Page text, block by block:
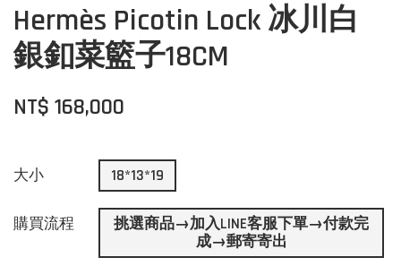
Hermès Picotin Lock 冰川白
銀釦菜籃子18CM
NT$ 168,000
大小 18*13*19
購買流程
挑選商品→加入LINE客服下單→付款完
成→郵寄寄出